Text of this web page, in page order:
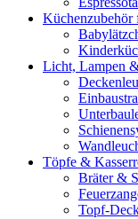
Licht, Lampen
Töpfe &
Bräter &
Topf-